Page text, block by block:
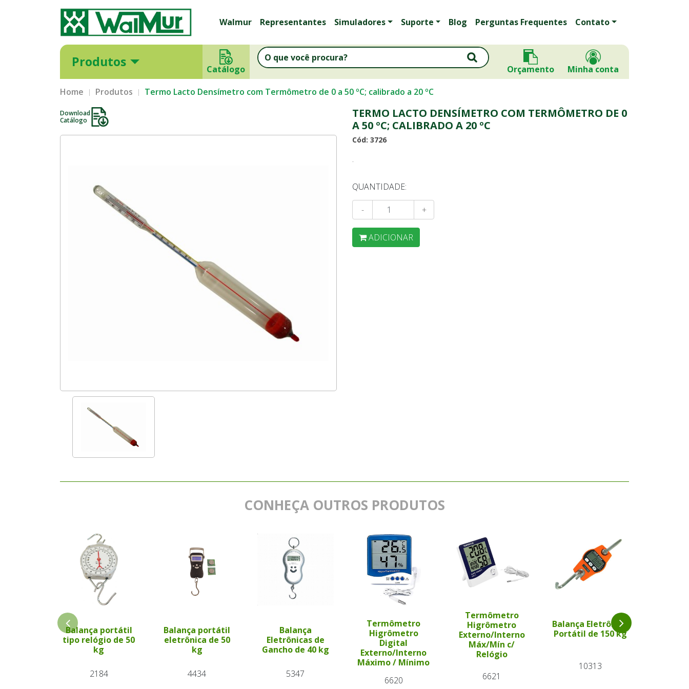
Walmur Representantes Simuladores Suporte Blog Perguntas Frequentes Contato
Produtos Catálogo Orçamento Minha conta
Home Produtos Termo Lacto Densímetro com Termômetro de 0 a 50 ºC; calibrado a 20 ºC
Download
Catálogo
TERMO LACTO DENSÍMETRO COM TERMÔMETRO DE 0
A 50 ºC; CALIBRADO A 20 ºC
Cód: 3726
.
QUANTIDADE:
- +
ADICIONAR
CONHEÇA OUTROS PRODUTOS
Balança portátil
tipo relógio de 50
kg
2184
Balança portátil
eletrônica de 50
kg
4434
Balança
Eletrônicas de
Gancho de 40 kg
5347
Termômetro
Higrômetro
Digital
Externo/Interno
Máximo / Mínimo
6620
Termômetro
Higrômetro
Externo/Interno
Máx/Mín c/
Relógio
6621
Balança Eletrônica
Portátil de 150 kg
10313